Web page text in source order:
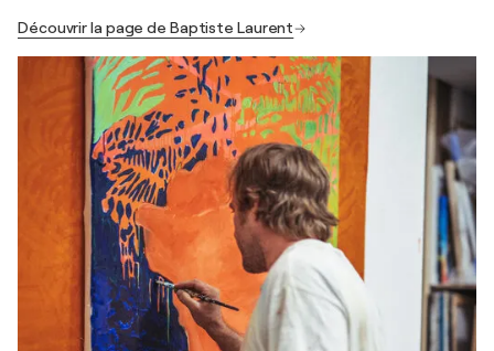
Découvrir la page de Baptiste Laurent